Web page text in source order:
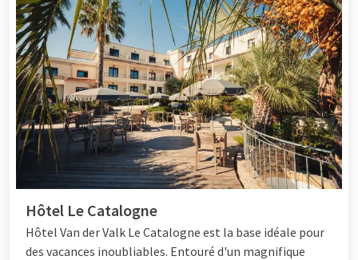
Hôtel Le Catalogne
Hôtel Van der Valk Le Catalogne est la base idéale pour
des vacances inoubliables. Entouré d'un magnifique